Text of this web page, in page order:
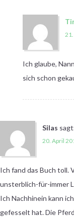
Ich glaube,
sich schon
Silas
20. April
Ich fand das Buch toll.
unsterblich-für-immer
Ich Nachhinein kann
gefesselt hat. Die